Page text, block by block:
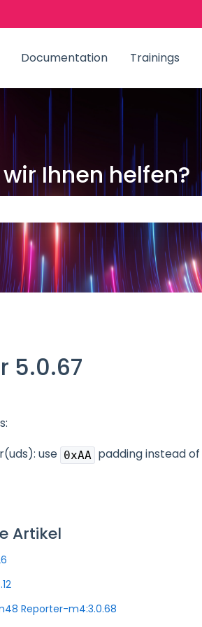
Documentation Trainings
Ihnen helfen?
5.0.67
use 0xAA padding instead of
Artikel
Reporter-m4:3.0.68